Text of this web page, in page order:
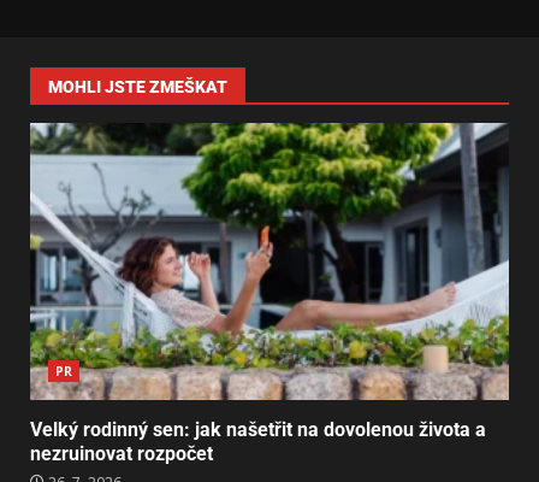
MOHLI JSTE ZMEŠKAT
PR
Velký rodinný sen: jak našetřit na dovolenou života a
nezruinovat rozpočet